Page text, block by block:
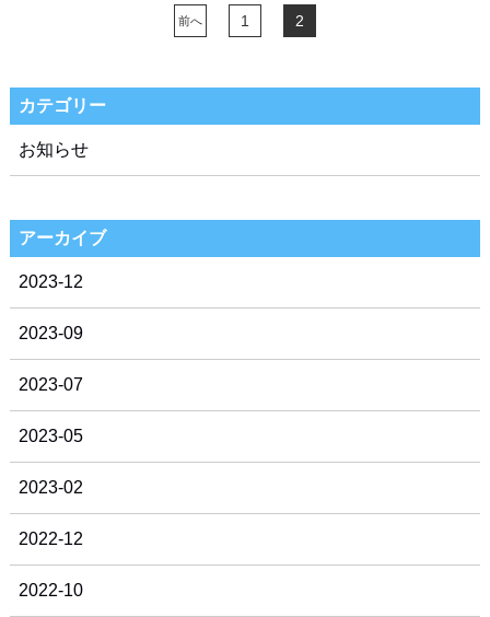
前へ 1 2
カテゴリー
お知らせ
アーカイブ
2023-12
2023-09
2023-07
2023-05
2023-02
2022-12
2022-10